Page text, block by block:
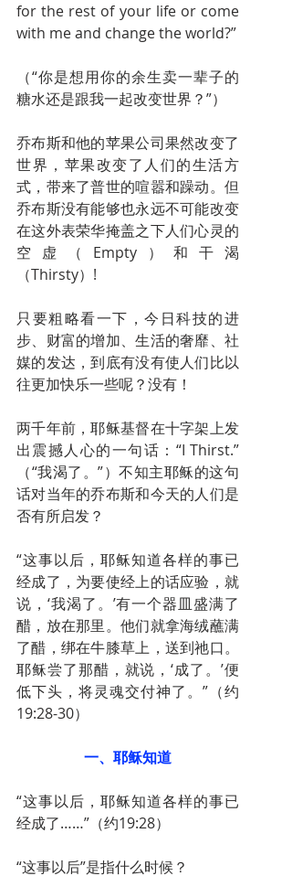
for the rest of your life or come
with me and change the world?”
（“你是想用你的余生卖一辈子的
糖水还是跟我一起改变世界？”）
乔布斯和他的苹果公司果然改变了
世界，苹果改变了人们的生活方
式，带来了普世的喧嚣和躁动。但
乔布斯没有能够也永远不可能改变
在这外表荣华掩盖之下人们心灵的
空虚（Empty）和干渴
（Thirsty）!
只要粗略看一下，今日科技的进
步、财富的增加、生活的奢靡、社
媒的发达，到底有没有使人们比以
往更加快乐一些呢？没有！
两千年前，耶稣基督在十字架上发
出震撼人心的一句话：“I Thirst.”
（“我渴了。”）不知主耶稣的这句
话对当年的乔布斯和今天的人们是
否有所启发？
“这事以后，耶稣知道各样的事已
经成了，为要使经上的话应验，就
说，‘我渴了。’有一个器皿盛满了
醋，放在那里。他们就拿海绒蘸满
了醋，绑在牛膝草上，送到祂口。
耶稣尝了那醋，就说，‘成了。’便
低下头，将灵魂交付神了。”（约
19:28-30）
一、耶稣知道
“这事以后，耶稣知道各样的事已
经成了……”（约19:28）
“这事以后”是指什么时候？